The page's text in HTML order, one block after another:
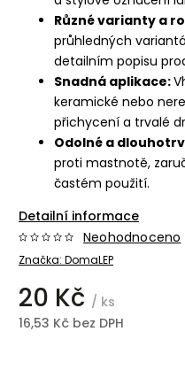
Různé varianty a
průhledných
detailním popisu
Snadná aplikace:
keramické nebo
přichycení a trvalé
Odolné a
proti mastnotě,
častém použití.
Detailní informace
Značka: DomaLEP
Neohodnoceno
20 Kč / ks
16,53 Kč bez DPH